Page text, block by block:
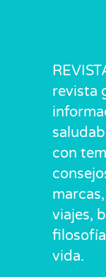
revista
con
viajes,
vida.